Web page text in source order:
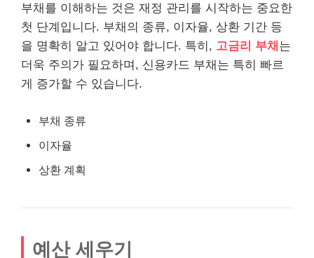
부채를 이해하는 것은 재정 관리를 시작하는 중요한
첫 단계입니다. 부채의 종류, 이자율, 상환 기간 등
을 명확히 알고 있어야 합니다. 특히, 고금리 부채 는
더욱 주의가 필요하며, 신용카드 부채는 특히 빠르
게 증가할 수 있습니다.
부채 종류
이자율
상환 계획
예산 세우기